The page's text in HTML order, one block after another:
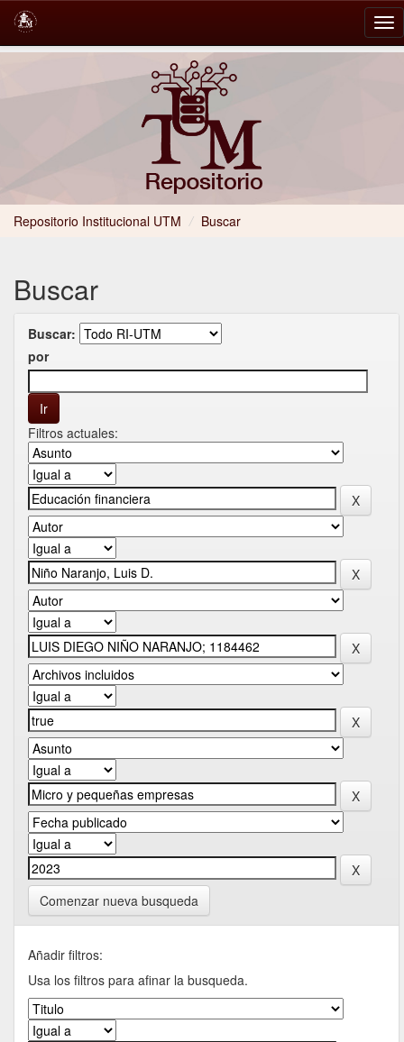
Repositorio Institucional UTM / Buscar
Buscar
Buscar:
por
Filtros actuales:
Comenzar nueva busqueda
Añadir filtros:
Usa los filtros para afinar la busqueda.